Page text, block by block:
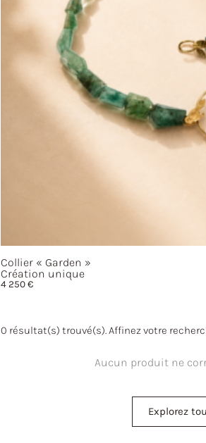
Collier « Garden »
Création unique
4 250€
0 résultat(s) trouvé(s). Affinez votre
Aucun produit ne
Explorez